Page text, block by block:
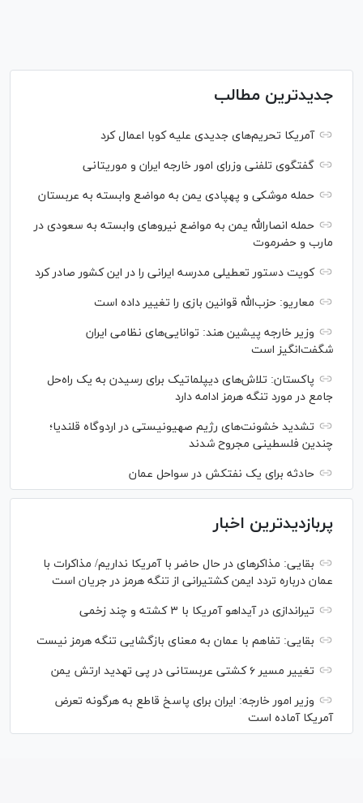
جدیدترین مطالب
آمریکا تحریم‌های جدیدی علیه کوبا اعمال کرد
گفتگوی تلفنی وزرای امور خارجه ایران و موریتانی
حمله موشکی و پهپادی یمن به مواضع وابسته به عربستان
حمله انصارالله یمن به مواضع نیرو‌های وابسته به سعودی در
مارب و حضرموت
کویت دستور تعطیلی مدرسه ایرانی را در این کشور صادر کرد
معاریو: حزب‌الله قوانین بازی را تغییر داده است
وزیر خارجه پیشین هند: توانایی‌های نظامی ایران
شگفت‌انگیز است
پاکستان: تلاش‌های دیپلماتیک برای رسیدن به یک راه‌حل
جامع در مورد تنگه هرمز ادامه دارد
تشدید خشونت‌های رژیم صهیونیستی در اردوگاه قلندیا؛
چندین فلسطینی مجروح شدند
حادثه برای یک نفتکش در سواحل عمان
پربازدیدترین اخبار
بقایی: مذاکره‎ای در حال حاضر با آمریکا نداریم/ مذاکرات با
عمان درباره تردد ایمن کشتیرانی از تنگه هرمز در جریان است
تیراندازی در آیداهو آمریکا با ۳ کشته و چند زخمی
بقایی: تفاهم با عمان به معنای بازگشایی تنگه هرمز نیست
تغییر مسیر ۶ کشتی عربستانی در پی تهدید ارتش یمن
وزیر امور خارجه: ایران برای پاسخ قاطع به هرگونه تعرض
آمریکا آماده است